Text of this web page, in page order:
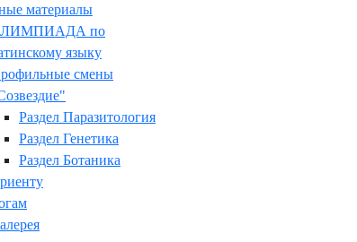
материалы
по
языку
смены
Раздел Паразитология
Раздел Генетика
Раздел Ботаника